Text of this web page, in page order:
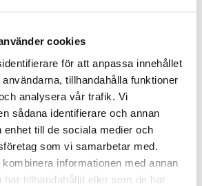
cookies
för att anpassa innehållet
tillhandahålla funktioner
analysera vår trafik. Vi
sådana identifierare och annan
enhet till de sociala medier och
som vi samarbetar med.
informationen med annan
har tillhandahållit eller som de har
Tierp AB